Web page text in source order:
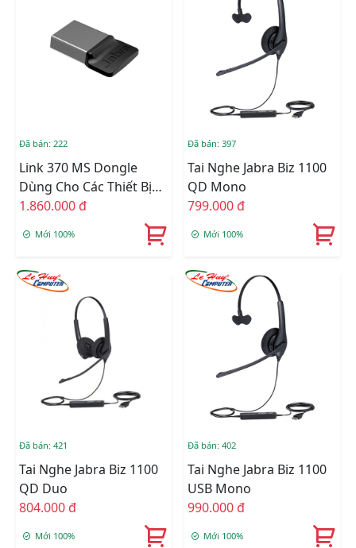
Đã bán: 222
Link 370 MS Dongle
Dùng Cho Các Thiết Bị
Bluetooth Của Jabra
1.860.000 đ
Mới 100%
Đã bán: 397
Tai Nghe Jabra Biz 1100
QD Mono
799.000 đ
Mới 100%
Đã bán: 421
Tai Nghe Jabra Biz 1100
QD Duo
804.000 đ
Mới 100%
Đã bán: 402
Tai Nghe Jabra Biz 1100
USB Mono
990.000 đ
Mới 100%